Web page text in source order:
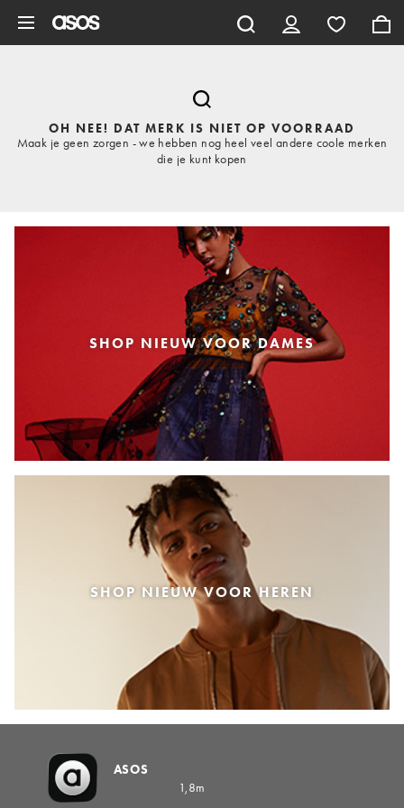
OH NEE! DAT MERK IS NIET OP VOORRAAD
Maak je geen zorgen - we hebben nog heel veel andere coole merken
die je kunt kopen
SHOP NIEUW VOOR DAMES
SHOP NIEUW VOOR HEREN
ASOS
1,8m